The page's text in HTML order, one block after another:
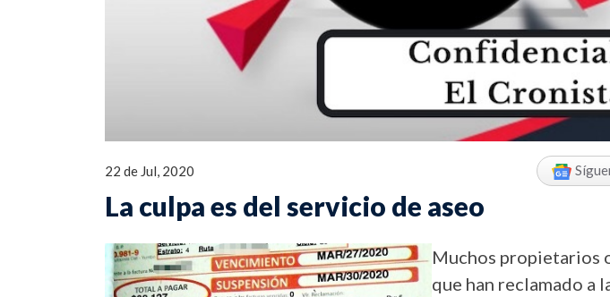
22 de Jul, 2020
La culpa es del servicio de aseo
Muchos propietarios
que han reclamado a